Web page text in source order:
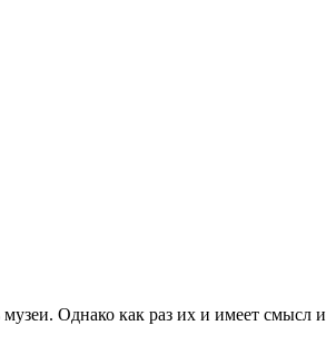
Однако как раз их и имеет смысл